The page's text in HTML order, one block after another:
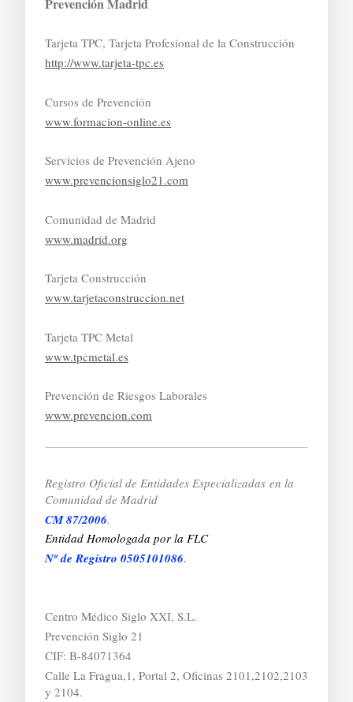
Tarjeta TPC, Tarjeta Profesional de la Construcción
http://www.tarjeta-tpc.es
Cursos de Prevención
www.formacion-online.es
Servicios de Prevención Ajeno
www.prevencionsiglo21.com
Comunidad de Madrid
www.madrid.org
Tarjeta Construcción
www.tarjetaconstruccion.net
Tarjeta TPC Metal
www.tpcmetal.es
Prevención de Riesgos Laborales
www.prevencion.com
Registro Oficial de Entidades Especializadas en la
Comunidad de Madrid
CM 87/2006.
Entidad Homologada por la FLC
Nº de Registro 0505101086.
Centro Médico Siglo XXI, S.L.
Prevención Siglo 21
CIF: B-84071364
Calle La Fragua,1, Portal 2, Oficinas 2101,2102,2103
y 2104.